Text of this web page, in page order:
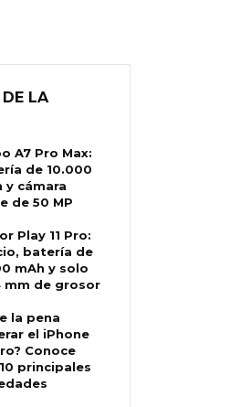
LA
A7 Pro Max:
de 10.000
y cámara
de 50 MP
Play 11 Pro:
batería de
mAh y solo
mm de grosor
la pena
el iPhone
Conoce
principales